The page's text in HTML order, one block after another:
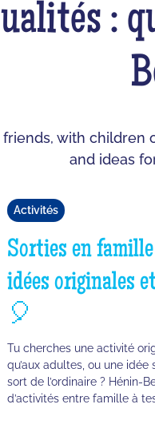
:
with
and ideas
Activités
Sorties en
idées originales
🎈
Tu cherches une activité
qu’aux adultes, ou une
sort de l’ordinaire ? Hénin-
d’activités entre famille à